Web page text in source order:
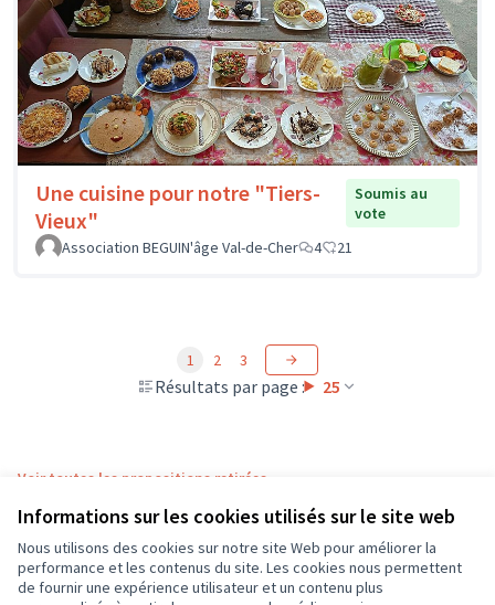
Informations sur les cookies utilisés sur le site web
Nous utilisons des cookies sur notre site Web pour améliorer la
performance et les contenus du site. Les cookies nous permettent
de fournir une expérience utilisateur et un contenu plus
Une cuisine pour notre "Tiers-
Vieux"
Soumis au
vote
Association BEGUIN'âge Val-de-Cher
4 21
Résultats par page : 25
1 2 3
Voir toutes les propositions retirées
Conditions d'utilisation
Paramètres des cookies
CD37 sur XCD37 sur Facebook
CD37 sur Instagram
CD37 sur YouTube